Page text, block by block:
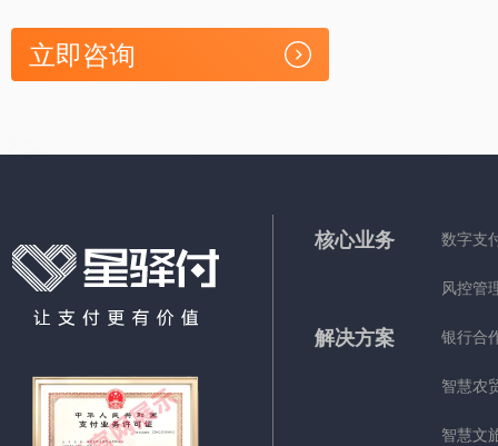
立即咨询
核心业务 数字支
风控管
解决方案 银行合
智慧农
智慧文